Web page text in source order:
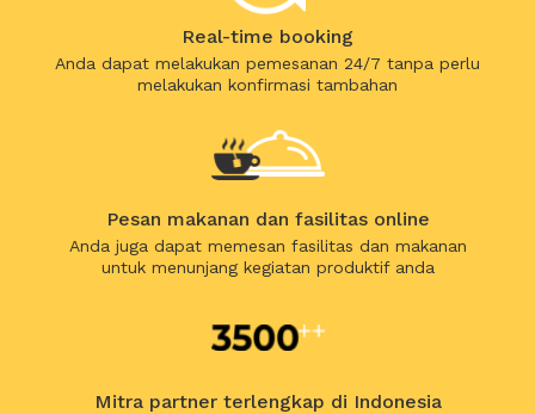
Real-time booking
Anda dapat melakukan pemesanan 24/7 tanpa perlu
melakukan konfirmasi tambahan
Pesan makanan dan fasilitas online
Anda juga dapat memesan fasilitas dan makanan
untuk menunjang kegiatan produktif anda
Mitra partner terlengkap di Indonesia